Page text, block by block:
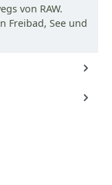
von RAW.
Freibad, See und